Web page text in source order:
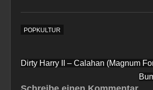
POPKULTUR
Beitragsnavigation
Dirty Harry II – Calahan (Magnum